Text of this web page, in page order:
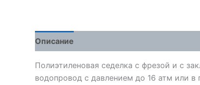
Описание
Полиэтиленовая седелка с фрезой и с
водопровод с давлением до 16 атм или